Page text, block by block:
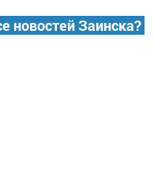
новостей Заинска?